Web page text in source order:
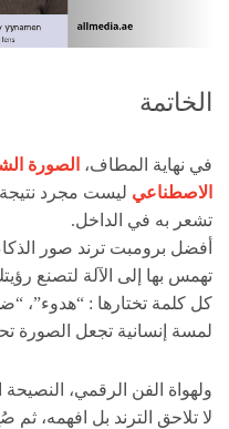
الخاتمة
في نهاية المطاف، الصورة
الاصطناعي ليست مجرد
تشعر به في الداخل.
أفضل برومبت ترند صور
تهمس بها إلى الآلة لتصنع
كل كلمة تختارها : “هدوء”،
لمسة إنسانية تجعل الصورة
ولهواة الفن الرقمي، النصيحة
لا تلاحق الترند بل افهمه، ثم